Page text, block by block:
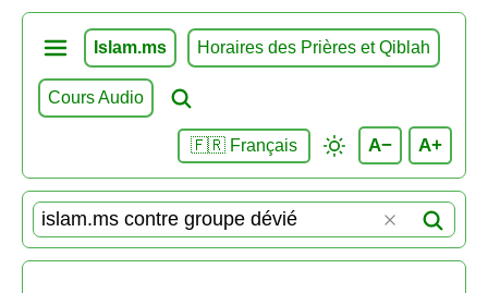
Islam.ms Horaires des Prières et Qiblah
Cours Audio
🇫🇷 Français A− A+